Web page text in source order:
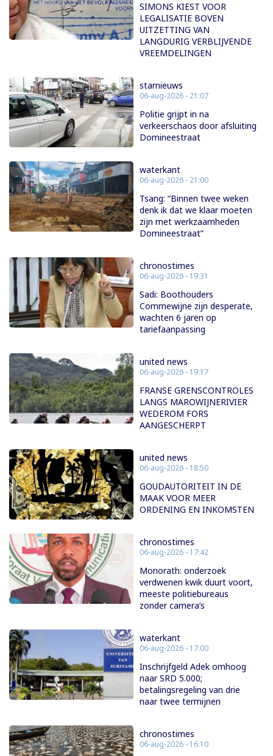
SIMONS KIEST VOOR
LEGALISATIE BOVEN
UITZETTING VAN
LANGDURIG VERBLIJVENDE
VREEMDELINGEN
starnieuws
06-aug-2026 - 21:07
Politie grijpt in na
verkeerschaos door afsluiting
Domineestraat
waterkant
06-aug-2026 - 21:00
Tsang: “Binnen twee weken
denk ik dat we klaar moeten
zijn met werkzaamheden
Domineestraat”
chronostimes
06-aug-2026 - 19:31
Sadi: Boothouders
Commewijne zijn desperate,
wachten 6 jaren op
tariefaanpassing
united news
06-aug-2026 - 19:17
FRANSE GRENSCONTROLES
LANGS MAROWIJNERIVIER
WEDEROM FORS
AANGESCHERPT
united news
06-aug-2026 - 18:50
GOUDAUTORITEIT IN DE
MAAK VOOR MEER
ORDENING EN INKOMSTEN
chronostimes
06-aug-2026 - 17:42
Monorath: onderzoek
verdwenen kwik duurt voort,
meeste politiebureaus
zonder camera’s
waterkant
06-aug-2026 - 17:00
Inschrijfgeld Adek omhoog
naar SRD 5.000;
betalingsregeling van drie
naar twee termijnen
chronostimes
06-aug-2026 - 16:10